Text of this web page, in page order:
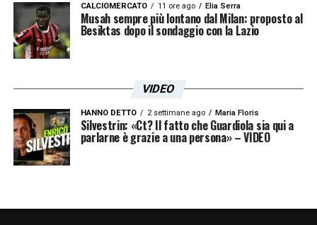
CALCIOMERCATO 11 ore ago Elia Serra
Musah sempre più lontano dal Milan: proposto al
Besiktas dopo il sondaggio con la Lazio
VIDEO
HANNO DETTO 2 settimane ago Maria Floris
Silvestrin: «Ct? Il fatto che Guardiola sia qui a
parlarne è grazie a una persona» – VIDEO